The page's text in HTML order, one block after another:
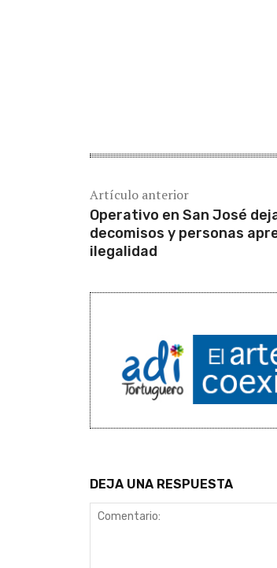
Artículo anterior
Operativo en San José
decomisos y personas
ilegalidad
DEJA UNA RESPUESTA